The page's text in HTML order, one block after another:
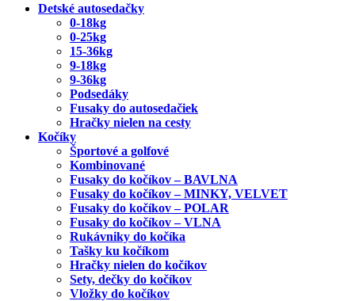
Detské autosedačky
0-18kg
0-25kg
15-36kg
9-18kg
9-36kg
Podsedáky
Fusaky do autosedačiek
Hračky nielen na cesty
Kočíky
Športové a golfové
Kombinované
Fusaky do kočíkov – BAVLNA
Fusaky do kočíkov – MINKY, VELVET
Fusaky do kočíkov – POLAR
Fusaky do kočíkov – VLNA
Rukávniky do kočíka
Tašky ku kočíkom
Hračky nielen do kočíkov
Sety, dečky do kočíkov
Vložky do kočíkov